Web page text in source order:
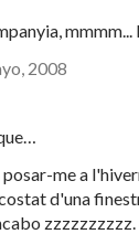
2008
me a
d'una
zzzzzzzzzz.